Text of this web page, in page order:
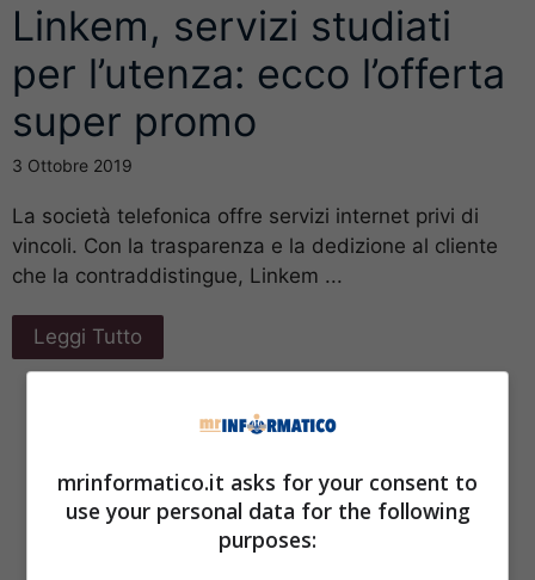
Linkem, servizi studiati
per l’utenza: ecco l’offerta
super promo
3 Ottobre 2019
La società telefonica offre servizi internet privi di
vincoli. Con la trasparenza e la dedizione al cliente
che la contraddistingue, Linkem ...
Leggi Tutto
mrinformatico.it asks for your consent to
use your personal data for the following
purposes: